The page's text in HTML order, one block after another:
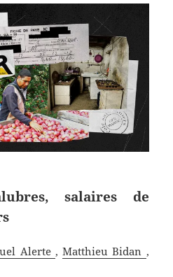
salaires de
Alerte ,Matthieu Bidan ,